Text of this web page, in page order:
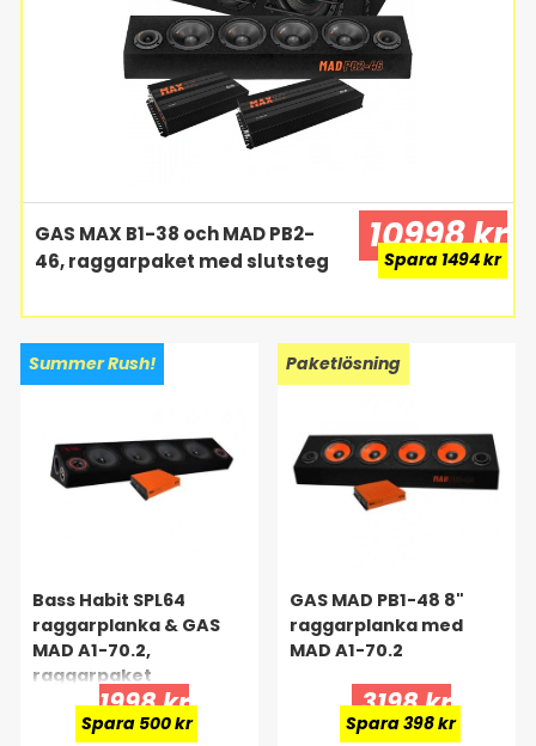
GAS MAX B1-38 och MAD PB2-
46, raggarpaket med slutsteg
10998 kr
Spara 1494 kr
Summer Rush!
Bass Habit SPL64
raggarplanka & GAS
MAD A1-70.2,
raggarpaket
1998 kr
Spara 500 kr
Paketlösning
GAS MAD PB1-48 8"
raggarplanka med
MAD A1-70.2
3198 kr
Spara 398 kr